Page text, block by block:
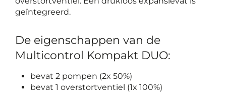
geïntegreerd.
De eigenschappen van de
Multicontrol Kompakt DUO:
bevat 2 pompen (2x 50%)
bevat 1 overstortventiel (1x 100%)